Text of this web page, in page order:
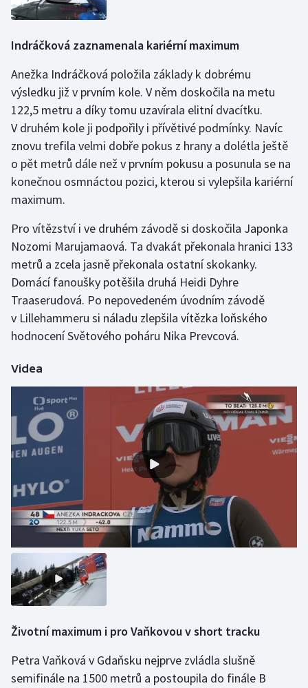
Plážový volejbal
Ragby
Rychlobruslení
Rychlostní kanoistika
Short track
Sportovní střelba
Stolní tenis
Triatlon
Veslování
Vodní slalom
Volejbal
Ostatní
Indráčková zaznamenala kariérní maximum
Anežka Indráčková položila základy k dobrému
výsledku již v prvním kole. V něm doskočila na metu
122,5 metru a díky tomu uzavírala elitní dvacítku.
V druhém kole ji podpořily i přívětivé podmínky. Navíc
znovu trefila velmi dobře pokus z hrany a dolétla ještě
o pět metrů dále než v prvním pokusu a posunula se na
konečnou osmnáctou pozici, kterou si vylepšila kariérní
maximum.
Pro vítězství i ve druhém závodě si doskočila Japonka
Nozomi Marujamaová. Ta dvakát překonala hranici 133
metrů a zcela jasně překonala ostatní skokanky.
Domácí fanoušky potěšila druhá Heidi Dyhre
Traaserudová. Po nepovedeném úvodním závodě
v Lillehammeru si náladu zlepšila vítězka loňského
hodnocení Světového poháru Nika Prevcová.
Videa
Životní maximum i pro Vaňkovou v short tracku
Petra Vaňková v Gdaňsku nejprve zvládla slušně
semifinále na 1500 metrů a postoupila do finále B